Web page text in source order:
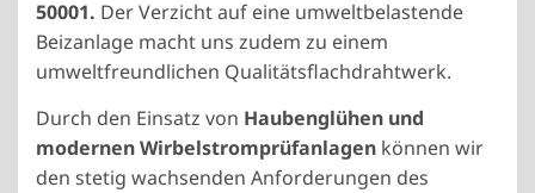
50001. Der Verzicht auf eine umweltbelastende
Beizanlage macht uns zudem zu einem
umweltfreundlichen Qualitätsflachdrahtwerk.
Durch den Einsatz von Haubenglühen und
modernen Wirbelstromprüfanlagen können wir
den stetig wachsenden Anforderungen des